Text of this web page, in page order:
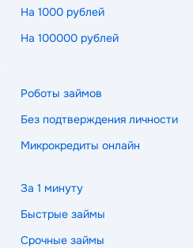
На 1000 рублей
На 100000 рублей
Роботы займов
Без подтверждения личности
Микрокредиты онлайн
За 1 минуту
Быстрые займы
Срочные займы